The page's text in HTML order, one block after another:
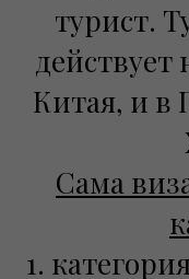
турист.
действует
Китая, и в
Сама
1.